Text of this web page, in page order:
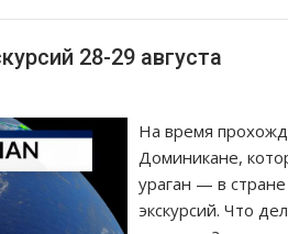
28-29 августа
На время
Доминикане,
ураган — в
экскурсий. Что